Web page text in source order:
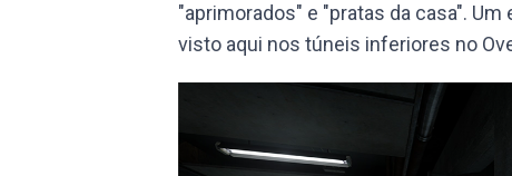
"aprimorados" e "pratas da casa".
visto aqui nos túneis inferiores no